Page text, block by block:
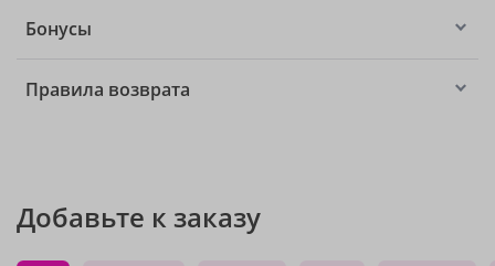
Бонусы
Правила возврата
Добавьте к заказу